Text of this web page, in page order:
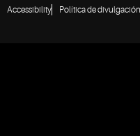
Accessibility Política de